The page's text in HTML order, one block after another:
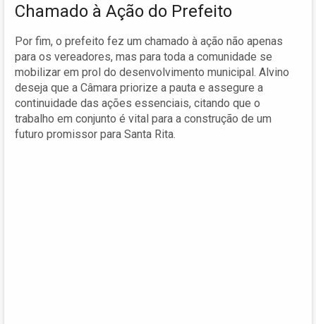
Chamado à Ação do Prefeito
Por fim, o prefeito fez um chamado à ação não apenas
para os vereadores, mas para toda a comunidade se
mobilizar em prol do desenvolvimento municipal. Alvino
deseja que a Câmara priorize a pauta e assegure a
continuidade das ações essenciais, citando que o
trabalho em conjunto é vital para a construção de um
futuro promissor para Santa Rita.